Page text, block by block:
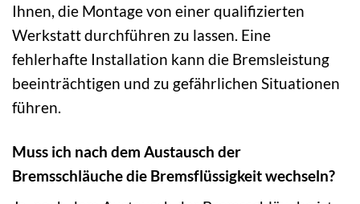
Ihnen, die Montage von einer qualifizierten
Werkstatt durchführen zu lassen. Eine
fehlerhafte Installation kann die Bremsleistung
beeinträchtigen und zu gefährlichen Situationen
führen.
Muss ich nach dem Austausch der
Bremsschläuche die Bremsflüssigkeit wechseln?